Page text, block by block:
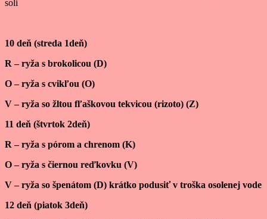
soli
10 deň (streda 1deň)
R – ryža s brokolicou (D)
O – ryža s cvikľou (O)
V – ryža so žltou fľaškovou tekvicou (rizoto) (Z)
11 deň (štvrtok 2deň)
R – ryža s pórom a chrenom (K)
O – ryža s čiernou reďkovku (V)
V – ryža so špenátom (D) krátko podusiť v troška osolenej vode
12 deň (piatok 3deň)